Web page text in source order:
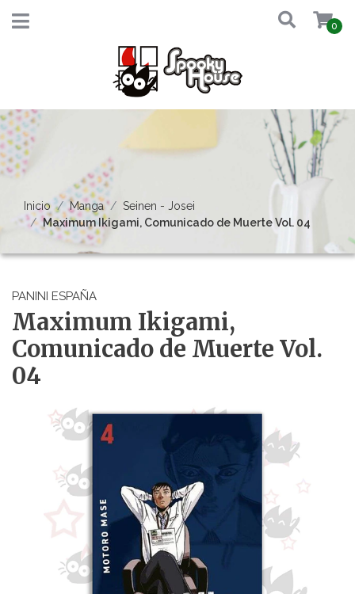
0
Inicio Manga
Seinen - Josei
Maximum Ikigami, Comunicado de Muerte Vol. 04
PANINI ESPAÑA
Maximum Ikigami,
Comunicado de Muerte Vol.
04